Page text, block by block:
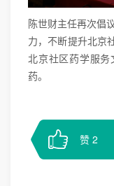
陈世财主任再次倡
力，不断提升北京
北京社区药学服
药。
赞 2